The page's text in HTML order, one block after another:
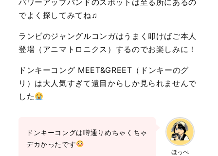
パワーアップバンドのスポットは至る所にあるの
でよく探してみてね♫
ランビのジャングルコンガはうまく叩けばご本人
登場（アニマトロニクス）するのでお楽しみに！
ドンキーコング MEET&GREET（ドンキーのグ
リ）は大人気すぎて遠目からしか見られませんで
した
ドンキーコングは噂通りめちゃくちゃ
デカかったです
ほっぺ